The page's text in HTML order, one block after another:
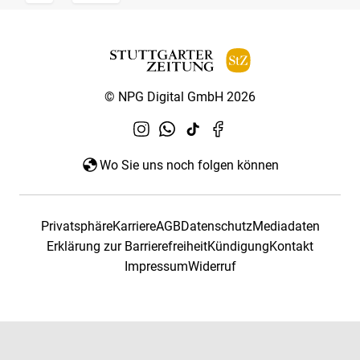
© NPG Digital GmbH 2026
Wo Sie uns noch folgen können
PrivatsphäreKarriereAGBDatenschutzMediadaten
Erklärung zur BarrierefreiheitKündigungKontakt
ImpressumWiderruf